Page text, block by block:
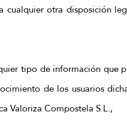
cualquier otra disposición
tipo de información que
de los usuarios
Valoriza Compostela S.L.,